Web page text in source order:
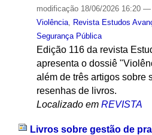
modificação18/06/2026 16:20 —
Violência, Revista Estudos
Segurança Pública
Edição 116 da revista
apresenta o dossiê
além de três artigos sobre
resenhas de livros.
Localizado em REVISTA
Livros sobre gestão de